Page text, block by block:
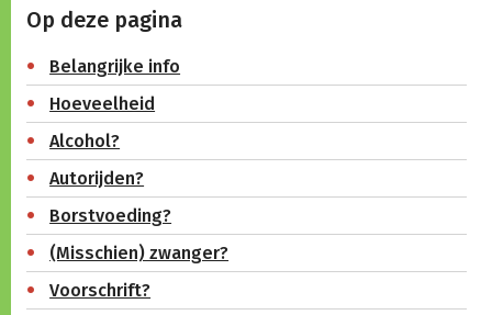
Op deze pagina
Belangrijke info
Hoeveelheid
Alcohol?
Autorijden?
Borstvoeding?
(Misschien) zwanger?
Voorschrift?